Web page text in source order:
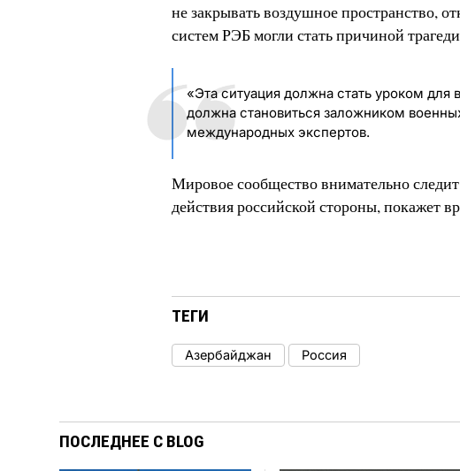
не закрывать воздушное пространство,
систем РЭБ могли стать причиной
«Эта ситуация должна стать уроком для
должна становиться заложником
международных экспертов.
Мировое сообщество внимательно
действия российской стороны, покажет
ТЕГИ
Азербайджан Россия
ПОСЛЕДНЕЕ С BLOG